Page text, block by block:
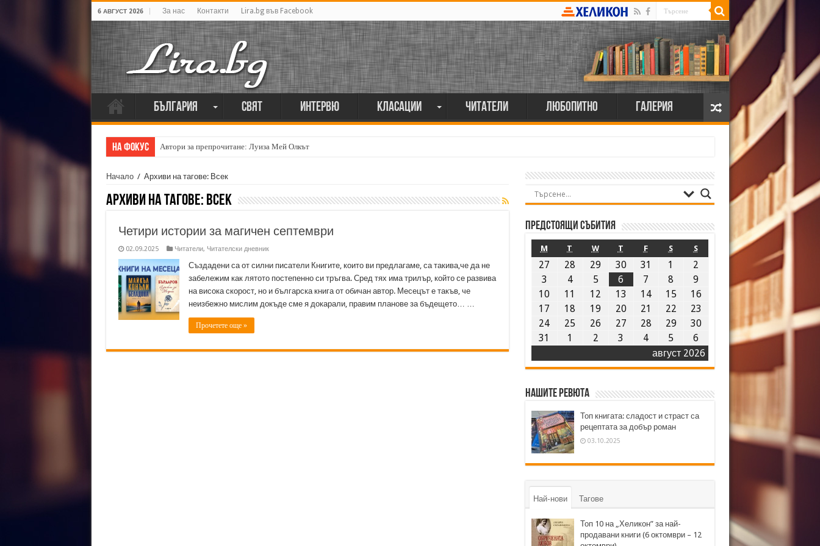
6 АВГУСТ 2026 За нас Контакти Lira.bg във Facebook
България Свят Интервю Класации Читатели Любопитно Галерия
На фокус Автори за препрочитане: Луиза Мей Олкът
Начало / Архиви на тагове: Всек
Архиви на тагове: Всек
Четири истории за магичен септември
02.09.2025 Читатели, Читателски дневник
Създадени са от силни писатели Книгите, които ви предлагаме, са такива,че да не
забележим как лятото постепенно си тръгва. Сред тях има трилър, който се развива
на висока скорост, но и българска книга от обичан автор. Месецът е такъв, че
неизбежно мислим докъде сме я докарали, правим планове за бъдещето… …
Прочетете още »
Предстоящи събития
август 2026
M T W T F S S
27 28 29 30 31 1
2
3
4 5 6 7 8
9
10
11 12 13 14 15
16
17
18 19 20 21 22
23
24
25 26 27 28 29
30
31
1 2 3 4 5 6
Нашите ревюта
Топ книгата: сладост и страст са
рецептата за добър роман
03.10.2025
Най-нови Тагове
Топ 10 на „Хеликон” за най-
продавани книги (6 октомври – 12